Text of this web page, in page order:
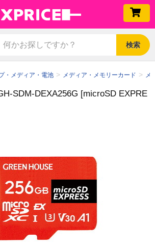
検索
・メディア・電池 メディア・メモリーカード メ
SDM-DEXA256G [microSD EXPRE